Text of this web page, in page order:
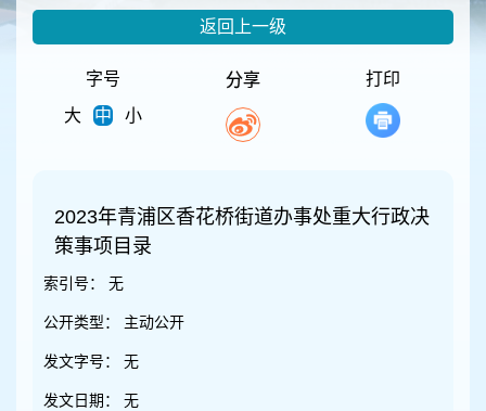
网
返回上一级
字号
大
中 小
分享 打印
2023年青浦区香花桥街道办事处重大行政决
策事项目录
索引号： 无
公开类型： 主动公开
发文字号： 无
发文日期： 无